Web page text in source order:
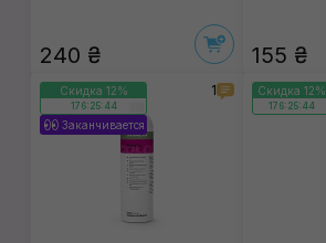
240 ₴ 155 ₴
Скидка 12%
176:25:44
Заканчивается
1 Скидка 12%
176:25:44